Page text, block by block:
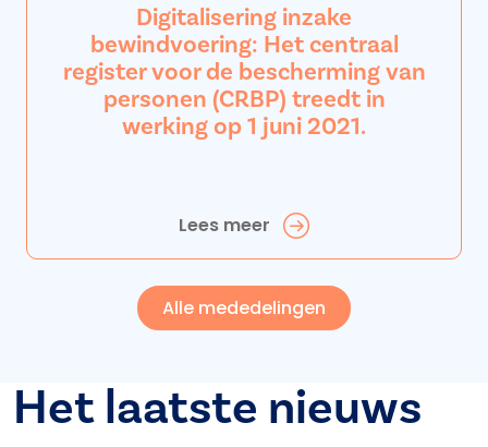
Digitalisering inzake
bewindvoering: Het centraal
register voor de bescherming van
personen (CRBP) treedt in
werking op 1 juni 2021.
Lees meer
Alle mededelingen
Het laatste nieuws